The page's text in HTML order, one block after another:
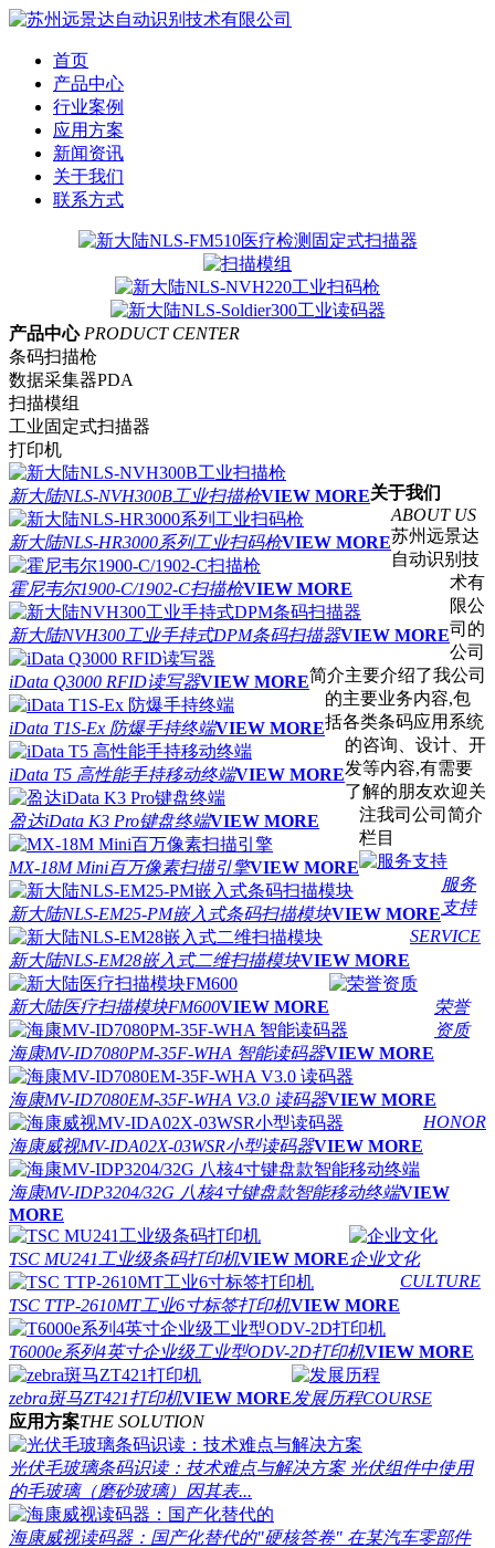
首页
产品中心
行业案例
应用方案
新闻资讯
关于我们
联系方式
产品中心 PRODUCT CENTER
条码扫描枪
数据采集器PDA
扫描模组
工业固定式扫描器
打印机
新大陆NLS-NVH300B工业扫描枪VIEW MORE
新大陆NLS-HR3000系列工业扫码枪VIEW MORE
霍尼韦尔1900-C/1902-C扫描枪VIEW MORE
新大陆NVH300工业手持式DPM条码扫描器VIEW MORE
iData Q3000 RFID读写器VIEW MORE
iData T1S-Ex 防爆手持终端VIEW MORE
iData T5 高性能手持移动终端VIEW MORE
盈达iData K3 Pro键盘终端VIEW MORE
MX-18M Mini百万像素扫描引擎VIEW MORE
新大陆NLS-EM25-PM嵌入式条码扫描模块VIEW MORE
新大陆NLS-EM28嵌入式二维扫描模块VIEW MORE
新大陆医疗扫描模块FM600VIEW MORE
海康MV-ID7080PM-35F-WHA 智能读码器VIEW MORE
海康MV-ID7080EM-35F-WHA V3.0 读码器VIEW MORE
海康威视MV-IDA02X-03WSR小型读码器VIEW MORE
海康MV-IDP3204/32G 八核4寸键盘款智能移动终端VIEW
MORE
TSC MU241工业级条码打印机VIEW MORE
TSC TTP-2610MT工业6寸标签打印机VIEW MORE
T6000e系列4英寸企业级工业型ODV-2D打印机VIEW MORE
zebra斑马ZT421打印机VIEW MORE
关于我们
ABOUT US
苏州远景达
自动识别技
术有
限公
司的
公司
简介主要介绍了我公司
的主要业务内容,包
括各类条码应用系统
的咨询、设计、开
发等内容,有需要
了解的朋友欢迎关
注我司公司简介
栏目
服务
支持
SERVICE
荣誉
资质
HONOR
企业文化
CULTURE
发展历程COURSE
应用方案THE SOLUTION
光伏毛玻璃条码识读：技术难点与解决方案光伏组件中使用
的毛玻璃（磨砂玻璃）因其表...
海康威视读码器：国产化替代的"硬核答卷" 在某汽车零部件